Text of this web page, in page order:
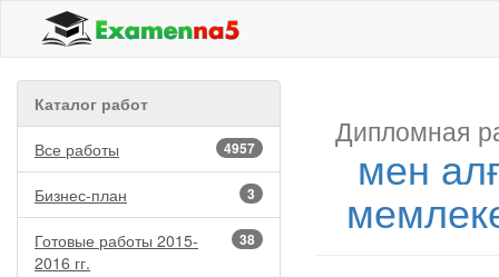
Каталог работ
4957
Все работы
3
Бизнес-план
38
Готовые работы 2015-
2016 гг.
Дипломная
мен